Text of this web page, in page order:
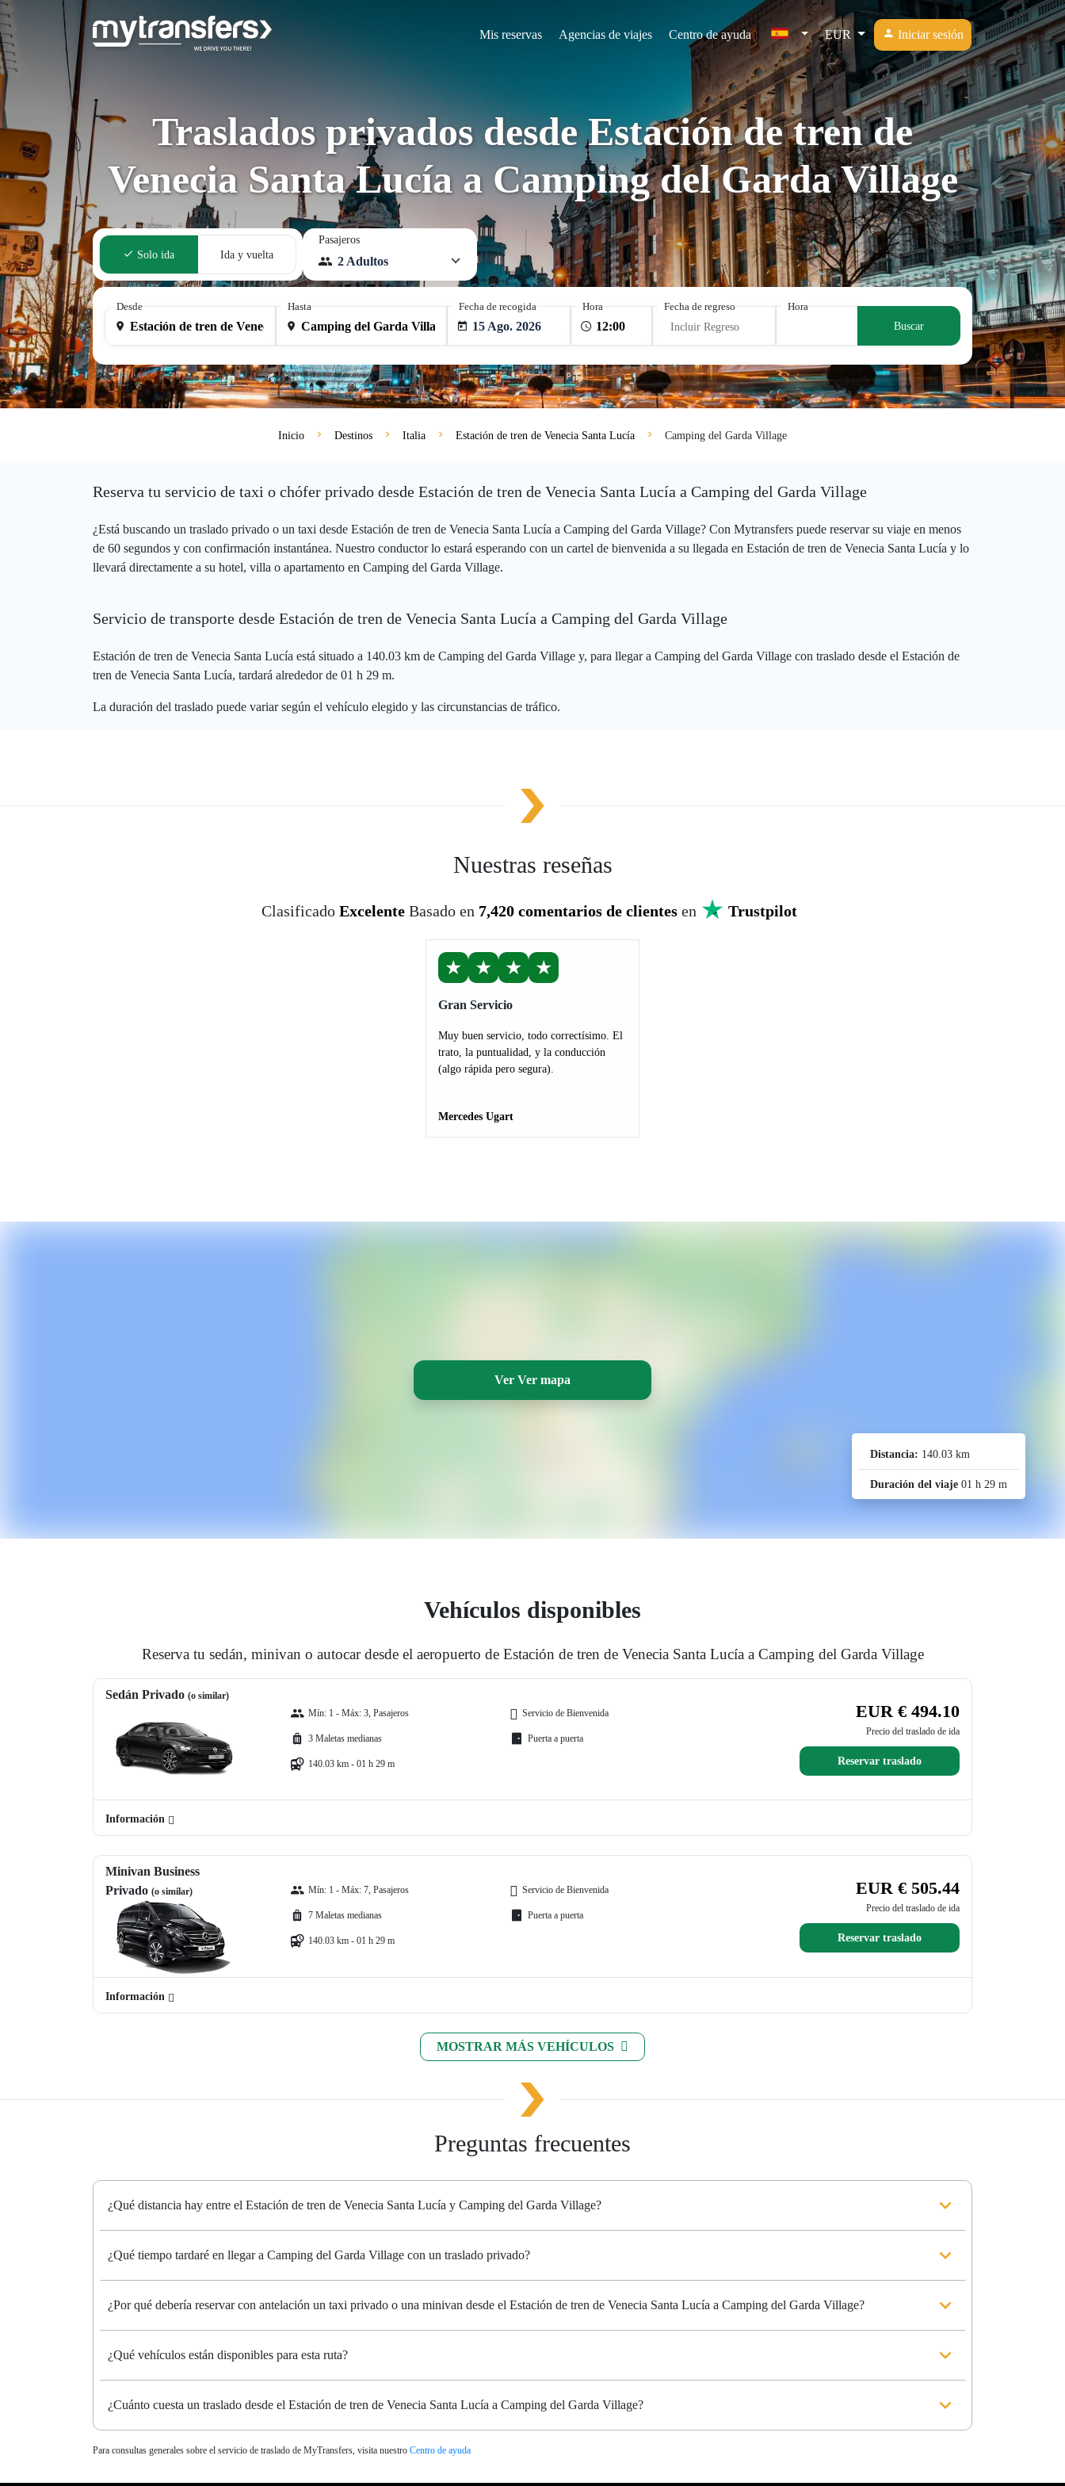
Mis reservas Agencias de viajes Centro de ayuda EUR Iniciar sesión
Traslados privados desde Estación de tren de
Venecia Santa Lucía a Camping del Garda Village
Solo ida Ida y vuelta
Pasajeros
2 Adultos
Desde Hasta Fecha de recogida
15 Ago. 2026
Hora
Fecha de regreso
Incluir Regreso
Hora
Buscar
Inicio Destinos Italia Estación de tren de Venecia Santa Lucía Camping del Garda Village
Reserva tu servicio de taxi o chófer privado desde Estación de tren de Venecia Santa Lucía a Camping del Garda Village
¿Está buscando un traslado privado o un taxi desde Estación de tren de Venecia Santa Lucía a Camping del Garda Village? Con Mytransfers puede reservar su viaje en menos
de 60 segundos y con confirmación instantánea. Nuestro conductor lo estará esperando con un cartel de bienvenida a su llegada en Estación de tren de Venecia Santa Lucía y lo
llevará directamente a su hotel, villa o apartamento en Camping del Garda Village.
Servicio de transporte desde Estación de tren de Venecia Santa Lucía a Camping del Garda Village
Estación de tren de Venecia Santa Lucía está situado a 140.03 km de Camping del Garda Village y, para llegar a Camping del Garda Village con traslado desde el Estación de
tren de Venecia Santa Lucía, tardará alrededor de 01 h 29 m.
La duración del traslado puede variar según el vehículo elegido y las circunstancias de tráfico.
Nuestras reseñas
Clasificado Excelente Basado en 7,420 comentarios de clientes en Trustpilot
★ ★ ★ ★
Gran Servicio
Muy buen servicio, todo correctísimo. El
trato, la puntualidad, y la conducción
(algo rápida pero segura).
Mercedes Ugart
Ver Ver mapa
Distancia: 140.03 km
Duración del viaje 01 h 29 m
Vehículos disponibles
Reserva tu sedán, minivan o autocar desde el aeropuerto de Estación de tren de Venecia Santa Lucía a Camping del Garda Village
Sedán Privado (o similar)
Mín: 1 - Máx: 3, Pasajeros
3 Maletas medianas
140.03 km - 01 h 29 m
Servicio de Bienvenida
Puerta a puerta
EUR € 494.10
Precio del traslado de ida
Reservar traslado
Información
Minivan Business
Privado (o similar) Mín: 1 - Máx: 7, Pasajeros
7 Maletas medianas
140.03 km - 01 h 29 m
Servicio de Bienvenida
Puerta a puerta
EUR € 505.44
Precio del traslado de ida
Reservar traslado
Información
MOSTRAR MÁS VEHÍCULOS
Preguntas frecuentes
¿Qué distancia hay entre el Estación de tren de Venecia Santa Lucía y Camping del Garda Village?
¿Qué tiempo tardaré en llegar a Camping del Garda Village con un traslado privado?
¿Por qué debería reservar con antelación un taxi privado o una minivan desde el Estación de tren de Venecia Santa Lucía a Camping del Garda Village?
¿Qué vehículos están disponibles para esta ruta?
¿Cuánto cuesta un traslado desde el Estación de tren de Venecia Santa Lucía a Camping del Garda Village?
Para consultas generales sobre el servicio de traslado de MyTransfers, visita nuestro Centro de ayuda